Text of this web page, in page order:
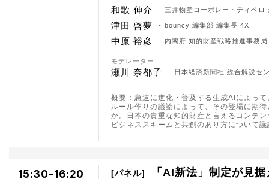
和歌 伸介 三井物産コーポレートディベ
津田 啓夢 bouncy 編集部 編集長 4X
中原 裕彦 内閣府 知的財産戦略推進事務局
モデレーター
瀬川 奈都子 日本経済新聞社 総合解説セ
概要：急速に進化・普及する生成AIによっ
ルール作りの議論によって、その登場に期
か。日本の貴重な知的財産と言えるコンテ
ビジネススキームと共創のあり方について
15:30-16:20 パネル 「AI新法」制定が見